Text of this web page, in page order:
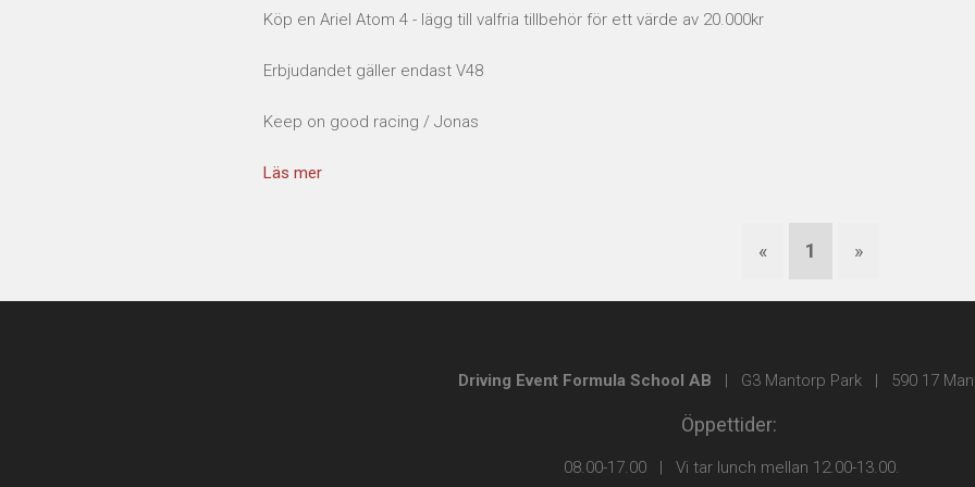
Köp en Ariel Atom 4 - lägg till valfria tillbehör för ett värde av 20.000kr
Erbjudandet gäller endast V48
Keep on good racing / Jonas
Läs mer
« 1 »
Driving Event Formula School AB | G3 Mantorp Park | 590 17
Öppettider:
08.00-17.00 | Vi tar lunch mellan 12.00-13.00.